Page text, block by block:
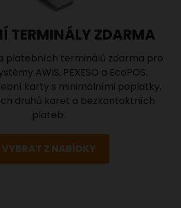
TERMINÁLY ZDARMA
platebních terminálů zdarma pro
AWIS, PEXESO a EcoPOS.
karty s minimálními poplatky.
druhů karet a bezkontaktních
plateb.
VYBRAT Z NABÍDKY